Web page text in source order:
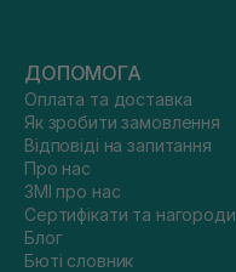
ДОПОМОГА
Оплата та доставка
Як зробити замовлення
Відповіді на запитання
Про нас
ЗМІ про нас
Сертифікати та нагороди
Блог
Бюті словник